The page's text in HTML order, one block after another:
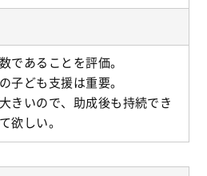
であることを評価。
子ども支援は重要。
きいので、助成後も持続でき
欲しい。